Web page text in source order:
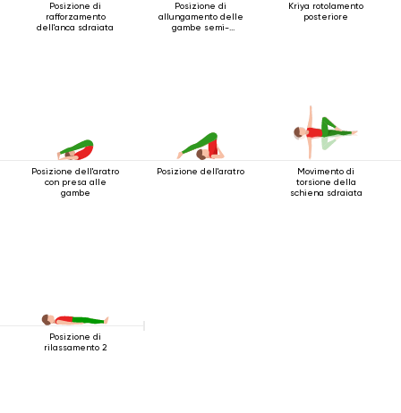
Posizione di
rafforzamento
dell'anca sdraiata
Posizione di
allungamento delle
gambe semi-
Kriya rotolamento
posteriore
Posizione dell'aratro
con presa alle
gambe
Posizione dell'aratro
Movimento di
torsione della
schiena sdraiata
Posizione di
rilassamento 2